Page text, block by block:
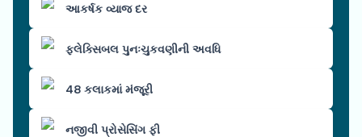
આકર્ષક વ્યાજ દર
ફ્લેક્સિબલ પુનઃચુકવણીની અવધિ
48 કલાકમાં મંજૂરી
નજીવી પ્રોસેસિંગ ફી